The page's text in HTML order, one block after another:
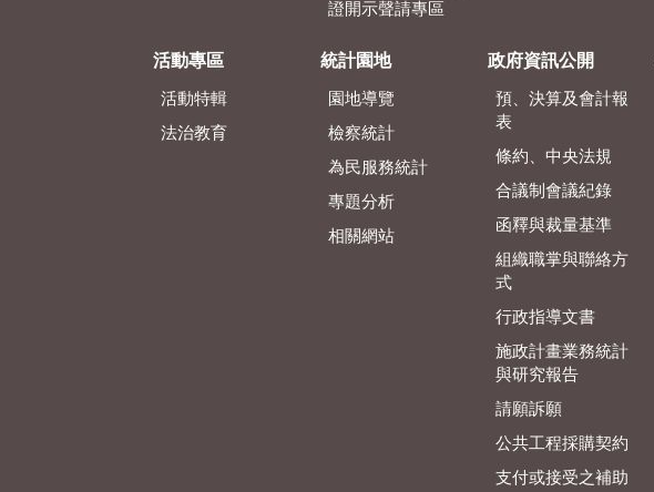
證開示聲請專區
活動專區
活動特輯
法治教育
統計園地
園地導覽
檢察統計
為民服務統計
專題分析
相關網站
政府資訊公開
預、決算及會計報
表
條約、中央法規
合議制會議紀錄
函釋與裁量基準
組織職掌與聯絡方
式
行政指導文書
施政計畫業務統計
與研究報告
請願訴願
公共工程採購契約
支付或接受之補助